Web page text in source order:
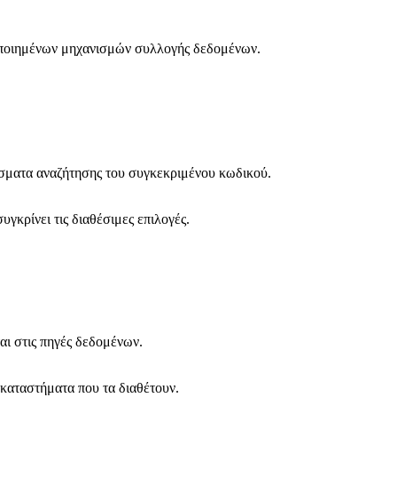
μηχανισμών συλλογής δεδομένων.
αναζήτησης του συγκεκριμένου κωδικού.
τις διαθέσιμες επιλογές.
στις πηγές δεδομένων.
που τα διαθέτουν.